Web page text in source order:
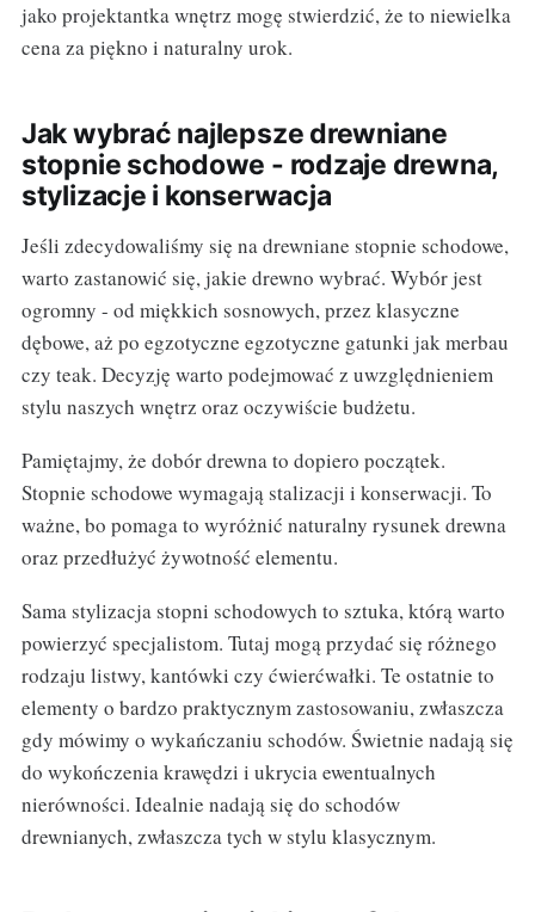
jako projektantka wnętrz mogę stwierdzić, że to niewielka
cena za piękno i naturalny urok.
Jak wybrać najlepsze drewniane
stopnie schodowe - rodzaje drewna,
stylizacje i konserwacja
Jeśli zdecydowaliśmy się na drewniane stopnie schodowe,
warto zastanowić się, jakie drewno wybrać. Wybór jest
ogromny - od miękkich sosnowych, przez klasyczne
dębowe, aż po egzotyczne egzotyczne gatunki jak merbau
czy teak. Decyzję warto podejmować z uwzględnieniem
stylu naszych wnętrz oraz oczywiście budżetu.
Pamiętajmy, że dobór drewna to dopiero początek.
Stopnie schodowe wymagają stalizacji i konserwacji. To
ważne, bo pomaga to wyróżnić naturalny rysunek drewna
oraz przedłużyć żywotność elementu.
Sama stylizacja stopni schodowych to sztuka, którą warto
powierzyć specjalistom. Tutaj mogą przydać się różnego
rodzaju listwy, kantówki czy ćwierćwałki. Te ostatnie to
elementy o bardzo praktycznym zastosowaniu, zwłaszcza
gdy mówimy o wykańczaniu schodów. Świetnie nadają się
do wykończenia krawędzi i ukrycia ewentualnych
nierówności. Idealnie nadają się do schodów
drewnianych, zwłaszcza tych w stylu klasycznym.